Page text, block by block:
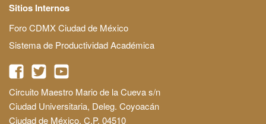
Sitios Internos
Foro CDMX Ciudad de México
Sistema de Productividad Académica
Circuito Maestro Mario de la Cueva s/n
Ciudad Universitaria, Deleg. Coyoacán
Ciudad de México, C.P. 04510